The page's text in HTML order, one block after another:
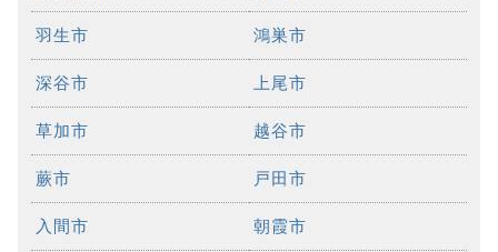
羽生市 鴻巣市
深谷市 上尾市
草加市 越谷市
蕨市 戸田市
入間市 朝霞市